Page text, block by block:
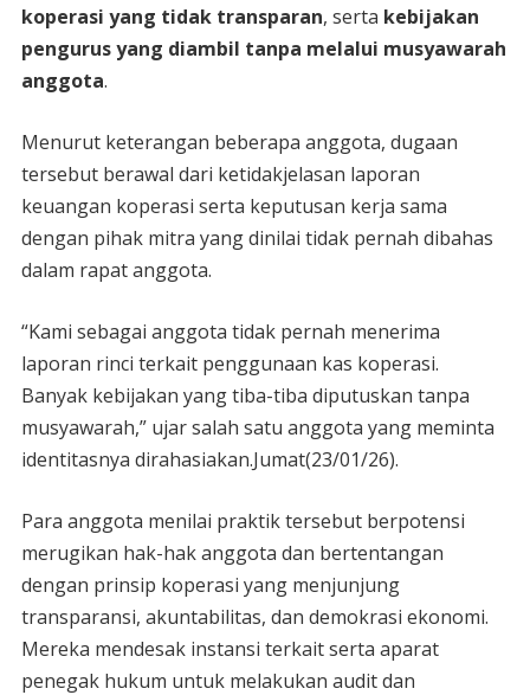
koperasi yang tidak transparan, serta kebijakan
pengurus yang diambil tanpa melalui musyawarah
anggota.
Menurut keterangan beberapa anggota, dugaan
tersebut berawal dari ketidakjelasan laporan
keuangan koperasi serta keputusan kerja sama
dengan pihak mitra yang dinilai tidak pernah dibahas
dalam rapat anggota.
“Kami sebagai anggota tidak pernah menerima
laporan rinci terkait penggunaan kas koperasi.
Banyak kebijakan yang tiba-tiba diputuskan tanpa
musyawarah,” ujar salah satu anggota yang meminta
identitasnya dirahasiakan.Jumat(23/01/26).
Para anggota menilai praktik tersebut berpotensi
merugikan hak-hak anggota dan bertentangan
dengan prinsip koperasi yang menjunjung
transparansi, akuntabilitas, dan demokrasi ekonomi.
Mereka mendesak instansi terkait serta aparat
penegak hukum untuk melakukan audit dan